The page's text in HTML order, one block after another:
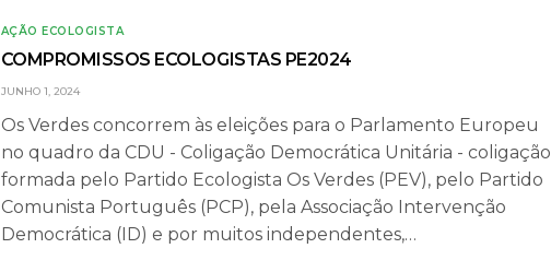
AÇÃO ECOLOGISTA
COMPROMISSOS ECOLOGISTAS PE2024
JUNHO 1, 2024
Os Verdes concorrem às eleições para o Parlamento Europeu
no quadro da CDU - Coligação Democrática Unitária - coligação
formada pelo Partido Ecologista Os Verdes (PEV), pelo Partido
Comunista Português (PCP), pela Associação Intervenção
Democrática (ID) e por muitos independentes,…